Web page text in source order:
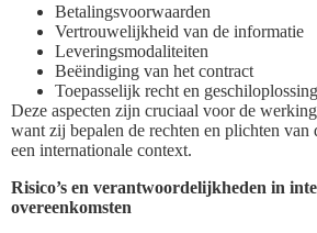
Betalingsvoorwaarden
Vertrouwelijkheid van de informatie
Leveringsmodaliteiten
Beëindiging van het contract
Toepasselijk recht en geschiloplossing
Deze aspecten zijn cruciaal voor de
want zij bepalen de rechten en plichten van
een internationale context.
Risico’s en verantwoordelijkheden in
overeenkomsten